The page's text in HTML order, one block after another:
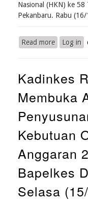
Nasional (HKN) ke
Pekanbaru. Rabu
Read moreabout
Hari
Kesehatan
Nasional
ke
Tingkat
Riau
Log in
Kadinkes
Membuka
Kebutuan
Anggaran
Bapelkes
Selasa